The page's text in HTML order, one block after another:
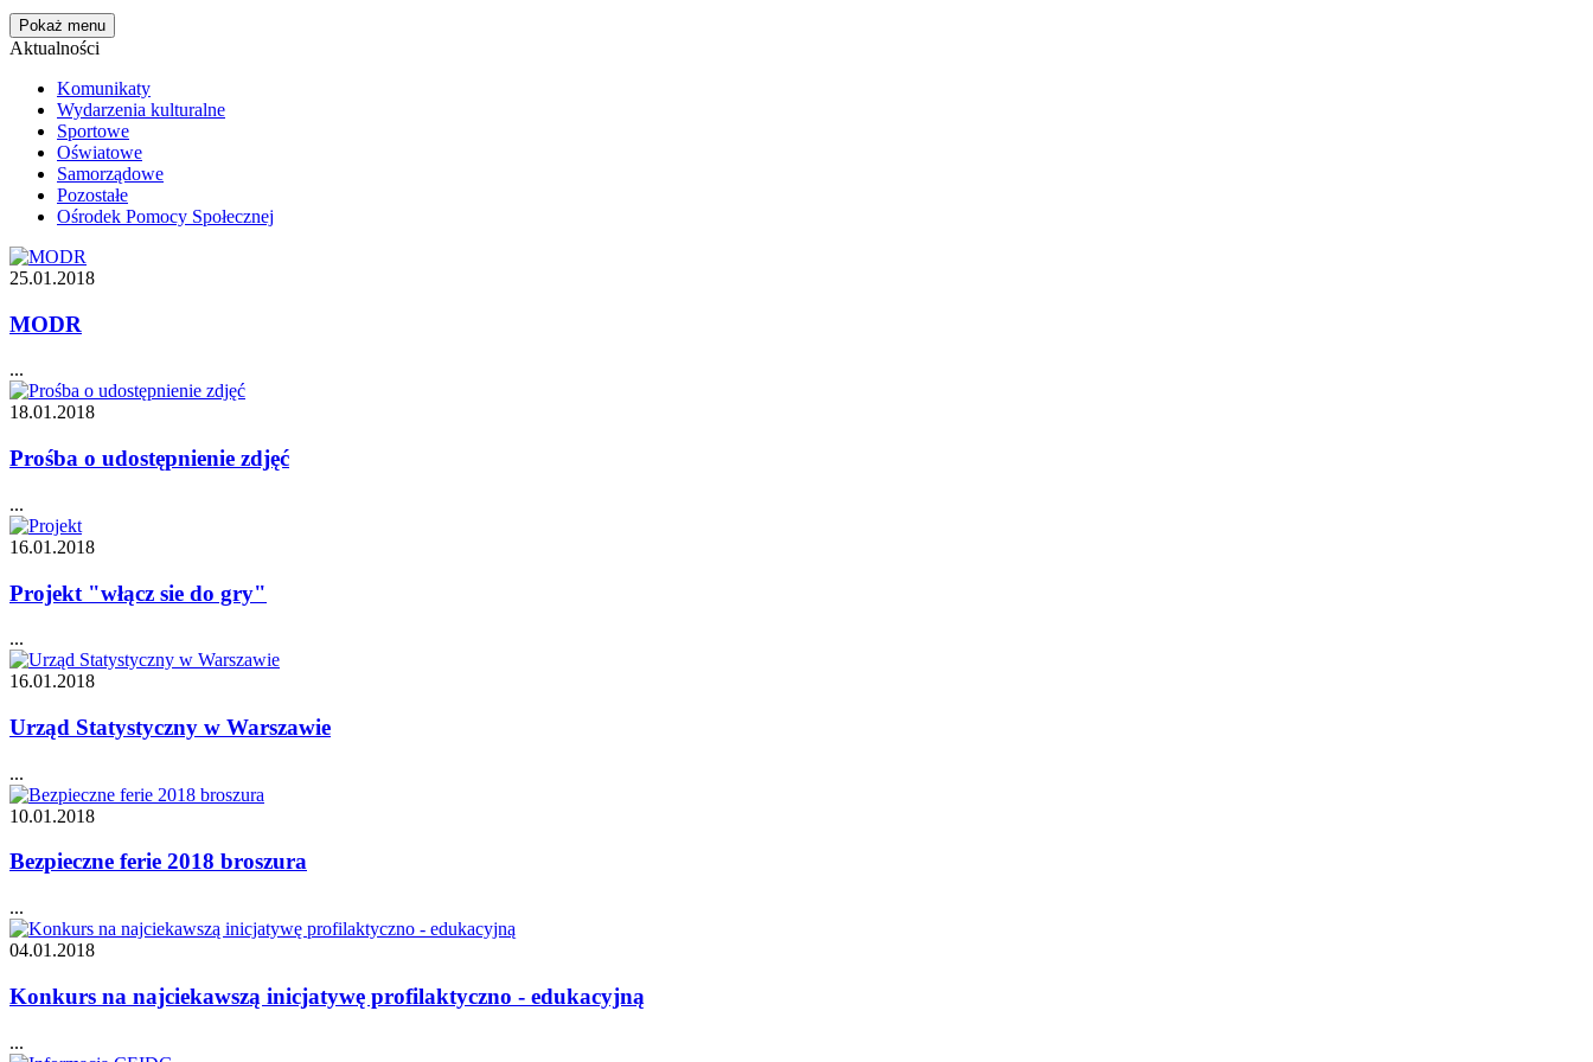
Pokaż menu
Aktualności
Komunikaty
Wydarzenia kulturalne
Sportowe
Oświatowe
Samorządowe
Pozostałe
Ośrodek Pomocy Społecznej
25.01.2018
MODR
...
18.01.2018
Prośba o udostępnienie zdjęć
...
16.01.2018
Projekt "włącz sie do gry"
...
16.01.2018
Urząd Statystyczny w Warszawie
...
10.01.2018
Bezpieczne ferie 2018 broszura
...
04.01.2018
Konkurs na najciekawszą inicjatywę profilaktyczno - edukacyjną
...